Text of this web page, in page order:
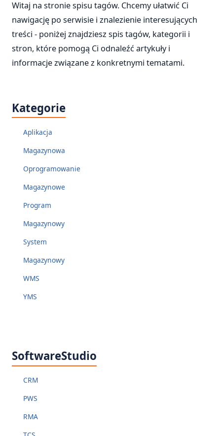
Witaj na stronie spisu tagów. Chcemy ułatwić Ci
nawigację po serwisie i znalezienie interesujących
treści - poniżej znajdziesz spis tagów, kategorii i
stron, które pomogą Ci odnaleźć artykuły i
informacje związane z konkretnymi tematami.
Kategorie
Aplikacja
Magazynowa
Oprogramowanie
Magazynowe
Program
Magazynowy
System
Magazynowy
WMS
YMS
SoftwareStudio
CRM
PWS
RMA